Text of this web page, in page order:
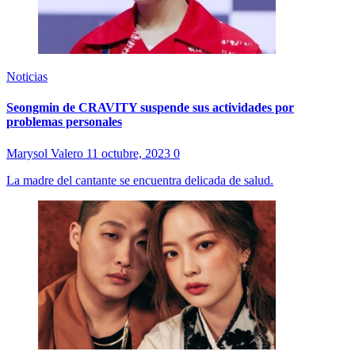
Noticias
Seongmin de CRAVITY suspende sus actividades por
problemas personales
Marysol Valero 11 octubre, 2023 0
La madre del cantante se encuentra delicada de salud.